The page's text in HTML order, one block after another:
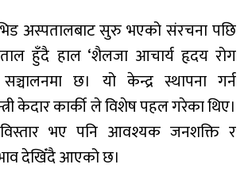
अस्पतालबाट सुरु भएको संरचना पछि
हुँदै हाल ‘शैलजा आचार्य हृदय रोग
छ। यो केन्द्र स्थापना गर्न
केदार कार्की ले विशेष पहल गरेका थिए।
विस्तार भए पनि आवश्यक जनशक्ति र
देखिँदै आएको छ।